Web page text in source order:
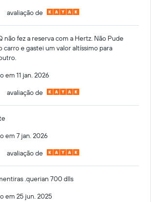
avaliação de
não fez a reserva com a Hertz. Não Pude
carro e gastei um valor altíssimo para
em 11 jan. 2026
avaliação de
em 7 jan. 2026
avaliação de
.querian 700 dlls
em 25 jun. 2025